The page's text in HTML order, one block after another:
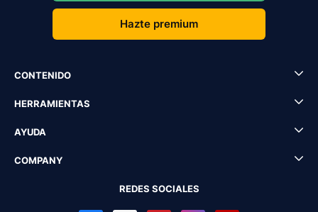
Hazte premium
CONTENIDO
HERRAMIENTAS
AYUDA
COMPANY
REDES SOCIALES